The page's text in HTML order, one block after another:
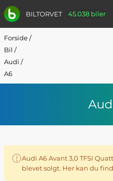
BILTORVET 45.038 biler
Forside/
Bil /
Audi /
A6
Audi A6 Avant 3,0 TFSI
blevet solgt. Her kan du